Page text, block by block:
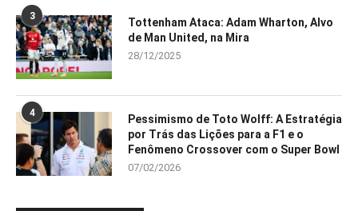
3
Tottenham Ataca: Adam Wharton, Alvo
de Man United, na Mira
28/12/2025
4
Pessimismo de Toto Wolff: A Estratégia
por Trás das Lições para a F1 e o
Fenômeno Crossover com o Super Bowl
07/02/2026